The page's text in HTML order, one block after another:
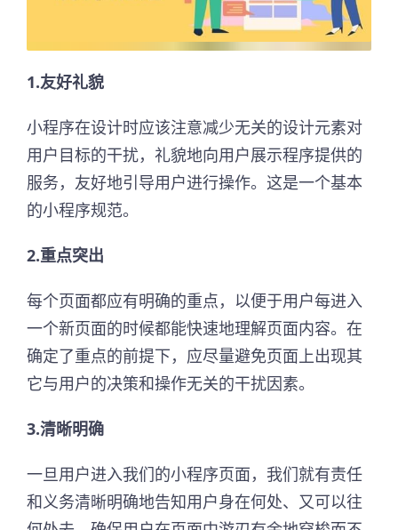
1.友好礼貌
小程序在设计时应该注意减少无关的设计元素对
用户目标的干扰，礼貌地向用户展示程序提供的
服务，友好地引导用户进行操作。这是一个基本
的小程序规范。
2.重点突出
每个页面都应有明确的重点，以便于用户每进入
一个新页面的时候都能快速地理解页面内容。在
确定了重点的前提下，应尽量避免页面上出现其
它与用户的决策和操作无关的干扰因素。
3.清晰明确
一旦用户进入我们的小程序页面，我们就有责任
和义务清晰明确地告知用户身在何处、又可以往